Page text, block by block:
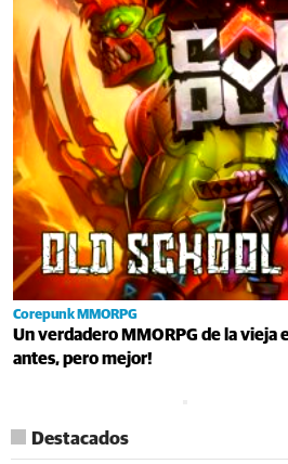
Corepunk MMORPG
Un verdadero MMORPG de la vieja
antes, pero mejor!
Destacados